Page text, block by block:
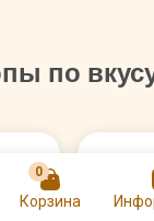
0
Корзина
по